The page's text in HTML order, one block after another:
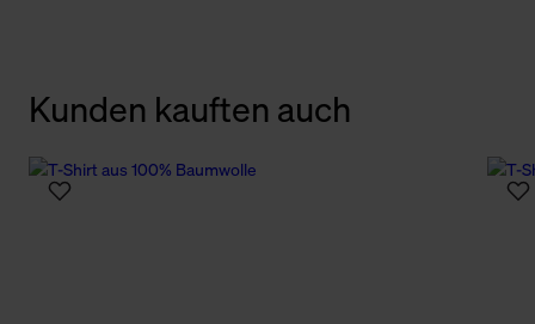
Kunden kauften auch